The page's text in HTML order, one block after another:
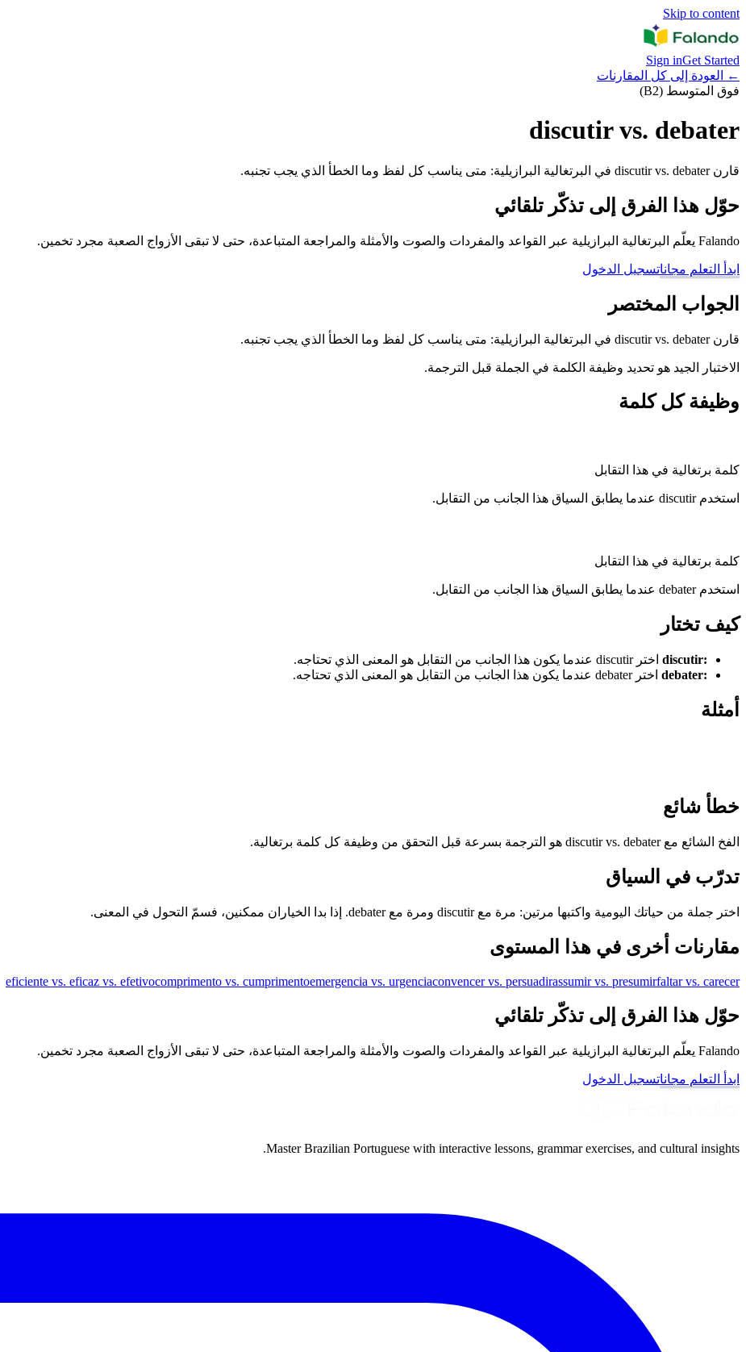
Skip to content
Sign inGet Started
←
العودة إلى كل المقارنات
فوق المتوسط (B2)
discutir vs. debater
قارن discutir vs. debater في البرتغالية البرازيلية: متى يناسب كل لفظ وما الخطأ الذي يجب تجنبه.
حوّل هذا الفرق إلى تذكّر تلقائي
Falando يعلّم البرتغالية البرازيلية عبر القواعد والمفردات والصوت والأمثلة والمراجعة المتباعدة، حتى لا تبقى الأزواج الصعبة مجرد تخمين.
ابدأ التعلم مجاناتسجيل الدخول
الجواب المختصر
قارن discutir vs. debater في البرتغالية البرازيلية: متى يناسب كل لفظ وما الخطأ الذي يجب تجنبه.
الاختبار الجيد هو تحديد وظيفة الكلمة في الجملة قبل الترجمة.
وظيفة كل كلمة
كلمة برتغالية في هذا التقابل
استخدم discutir عندما يطابق السياق هذا الجانب من التقابل.
كلمة برتغالية في هذا التقابل
استخدم debater عندما يطابق السياق هذا الجانب من التقابل.
كيف تختار
discutir:
اختر discutir عندما يكون هذا الجانب من التقابل هو المعنى الذي تحتاجه.
debater: اختر debater عندما يكون هذا الجانب من التقابل هو المعنى الذي تحتاجه.
أمثلة
خطأ شائع
الفخ الشائع مع discutir vs. debater هو الترجمة بسرعة قبل التحقق من وظيفة كل كلمة برتغالية.
تدرّب في السياق
اختر جملة من حياتك اليومية واكتبها مرتين: مرة مع discutir ومرة مع debater. إذا بدا الخياران ممكنين، فسمّ التحول في المعنى.
مقارنات أخرى في هذا المستوى
eficiente vs. eficaz vs. efetivocomprimento vs. cumprimentoemergencia vs. urgenciaconvencer vs. persuadirassumir vs. presumirfaltar vs. carecer
حوّل هذا الفرق إلى تذكّر تلقائي
Falando يعلّم البرتغالية البرازيلية عبر القواعد والمفردات والصوت والأمثلة والمراجعة المتباعدة، حتى لا تبقى الأزواج الصعبة مجرد تخمين.
ابدأ التعلم مجاناتسجيل الدخول
Master Brazilian Portuguese with interactive lessons, grammar exercises, and cultural insights.